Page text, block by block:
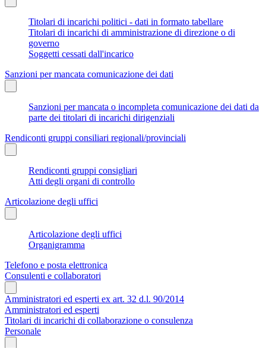
Titolari di incarichi politici - dati in formato tabellare
Titolari di incarichi di amministrazione di direzione o di
governo
Soggetti cessati dall'incarico
Sanzioni per mancata comunicazione dei dati
Sanzioni per mancata o incompleta comunicazione dei dati da
parte dei titolari di incarichi dirigenziali
Rendiconti gruppi consiliari regionali/provinciali
Rendiconti gruppi consigliari
Atti degli organi di controllo
Articolazione degli uffici
Articolazione degli uffici
Organigramma
Telefono e posta elettronica
Consulenti e collaboratori
Amministratori ed esperti ex art. 32 d.l. 90/2014
Amministratori ed esperti
Titolari di incarichi di collaborazione o consulenza
Personale